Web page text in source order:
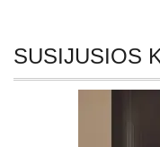
SUSIJUSIOS